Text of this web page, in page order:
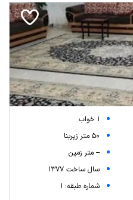
1 خواب
50 متر زیربنا
-- متر زمین
سال ساخت 1377
شماره طبقه: 1